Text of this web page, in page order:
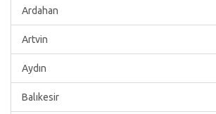
Ardahan
Artvin
Aydın
Balıkesir